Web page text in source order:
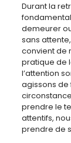
Durant la
demeurer
sans
convient de
pratique de
l’attention
agissons de
prendre le
attentifs,
prendre de